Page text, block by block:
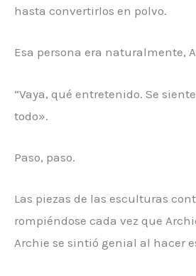
hasta convertirlos en polvo.
Esa persona era naturalmente,
“Vaya, qué entretenido. Se
todo».
Paso, paso.
Las piezas de las esculturas
rompiéndose cada vez que
Archie se sintió genial al hacer